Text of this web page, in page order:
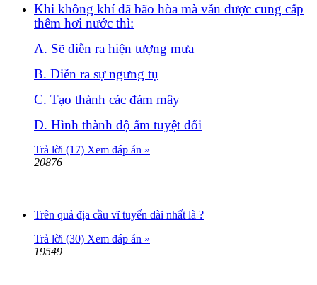
Khi không khí đã bão hòa mà vẫn được cung cấp
thêm hơi nước thì:
A. Sẽ diễn ra hiện tượng mưa
B. Diễn ra sự ngưng tụ
C. Tạo thành các đám mây
D. Hình thành độ ẩm tuyệt đối
Trả lời (17) Xem đáp án »
20876
Trên quả địa cầu vĩ tuyến dài nhất là ?
Trả lời (30) Xem đáp án »
19549